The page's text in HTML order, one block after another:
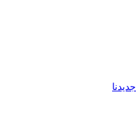
جديدنا